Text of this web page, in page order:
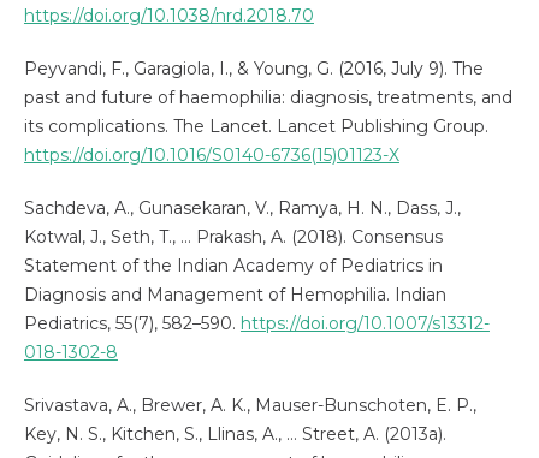
https://doi.org/10.1038/nrd.2018.70
Peyvandi, F., Garagiola, I., & Young, G. (2016, July 9). The
past and future of haemophilia: diagnosis, treatments, and
its complications. The Lancet. Lancet Publishing Group.
https://doi.org/10.1016/S0140-6736(15)01123-X
Sachdeva, A., Gunasekaran, V., Ramya, H. N., Dass, J.,
Kotwal, J., Seth, T., … Prakash, A. (2018). Consensus
Statement of the Indian Academy of Pediatrics in
Diagnosis and Management of Hemophilia. Indian
Pediatrics, 55(7), 582–590. https://doi.org/10.1007/s13312-
018-1302-8
Srivastava, A., Brewer, A. K., Mauser-Bunschoten, E. P.,
Key, N. S., Kitchen, S., Llinas, A., … Street, A. (2013a).